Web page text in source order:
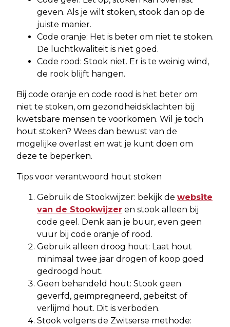
geven. Als je wilt stoken, stook dan op de
juiste manier.
Code oranje: Het is beter om niet te stoken.
De luchtkwaliteit is niet goed.
Code rood: Stook niet. Er is te weinig wind,
de rook blijft hangen.
Bij code oranje en code rood is het beter om
niet te stoken, om gezondheidsklachten bij
kwetsbare mensen te voorkomen. Wil je toch
hout stoken? Wees dan bewust van de
mogelijke overlast en wat je kunt doen om
deze te beperken.
Tips voor verantwoord hout stoken
Gebruik de Stookwijzer: bekijk de website
van de Stookwijzer en stook alleen bij
code geel. Denk aan je buur, even geen
vuur bij code oranje of rood.
Gebruik alleen droog hout: Laat hout
minimaal twee jaar drogen of koop goed
gedroogd hout.
Geen behandeld hout: Stook geen
geverfd, geïmpregneerd, gebeitst of
verlijmd hout. Dit is verboden.
Stook volgens de Zwitserse methode: